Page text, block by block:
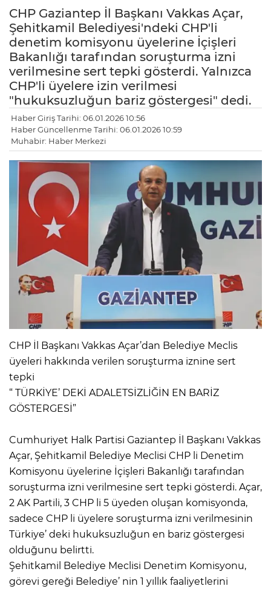
CHP Gaziantep İl Başkanı Vakkas Açar,
Şehitkamil Belediyesi'ndeki CHP'li
denetim komisyonu üyelerine İçişleri
Bakanlığı tarafından soruşturma izni
verilmesine sert tepki gösterdi. Yalnızca
CHP'li üyelere izin verilmesi
"hukuksuzluğun bariz göstergesi" dedi.
Haber Giriş Tarihi: 06.01.2026 10:56
Haber Güncellenme Tarihi: 06.01.2026 10:59
Muhabir: Haber Merkezi
CHP İl Başkanı Vakkas Açar’dan Belediye Meclis
üyeleri hakkında verilen soruşturma iznine sert
tepki
“ TÜRKİYE’ DEKİ ADALETSİZLİĞİN EN BARİZ
GÖSTERGESİ”
Cumhuriyet Halk Partisi Gaziantep İl Başkanı Vakkas
Açar, Şehitkamil Belediye Meclisi CHP li Denetim
Komisyonu üyelerine İçişleri Bakanlığı tarafından
soruşturma izni verilmesine sert tepki gösterdi. Açar,
2 AK Partili, 3 CHP li 5 üyeden oluşan komisyonda,
sadece CHP li üyelere soruşturma izni verilmesinin
Türkiye’ deki hukuksuzluğun en bariz göstergesi
olduğunu belirtti.
Şehitkamil Belediye Meclisi Denetim Komisyonu,
görevi gereği Belediye’ nin 1 yıllık faaliyetlerini